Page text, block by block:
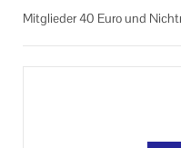
Mitglieder 40 Euro und